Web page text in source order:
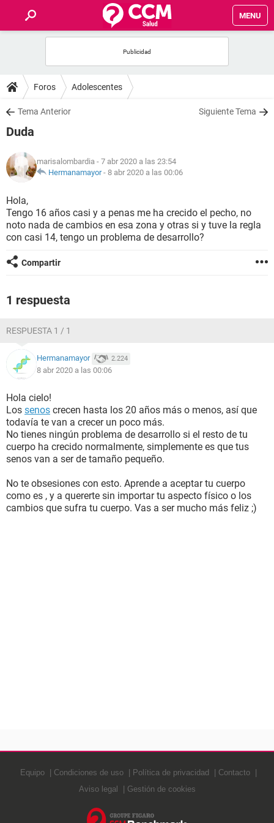
MENU
FOROS
SALUD
NUTRICIÓN
BIENESTAR
SEXUALIDAD
GLOSARIO
Foros Adolescentes
Tema Anterior Siguiente Tema
Duda
marisalombardia - 7 abr 2020 a las 23:54
Hermanamayor- 8 abr 2020 a las 00:06
Hola,
Tengo 16 años casi y a penas me ha crecido el pecho, no
noto nada de cambios en esa zona y otras si y tuve la regla
con casi 14, tengo un problema de desarrollo?
Compartir
1 respuesta
RESPUESTA 1 / 1
Hermanamayor 2.224
8 abr 2020 a las 00:06
Hola cielo!
Los senos crecen hasta los 20 años más o menos, así que
todavía te van a crecer un poco más.
No tienes ningún problema de desarrollo si el resto de tu
cuerpo ha crecido normalmente, simplemente es que tus
senos van a ser de tamaño pequeño.
No te obsesiones con esto. Aprende a aceptar tu cuerpo
como es , y a quererte sin importar tu aspecto físico o los
cambios que sufra tu cuerpo. Vas a ser mucho más feliz ;)
Equipo Condiciones de uso Política de privacidad
Contacto
Aviso legal
Gestión de cookies